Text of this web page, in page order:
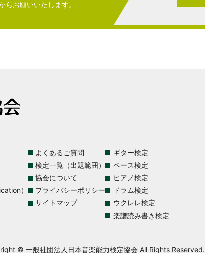
らお願いいたします。
）
よくあるご質問
検定一覧（出題範囲）
協会について
プライバシーポリシー
サイトマップ
ギター検定
ベース検定
ピアノ検定
ドラム検定
ウクレレ検定
楽譜読み書き検定
© 一般社団法人日本音楽能力検定協会 All Rights Reserved.